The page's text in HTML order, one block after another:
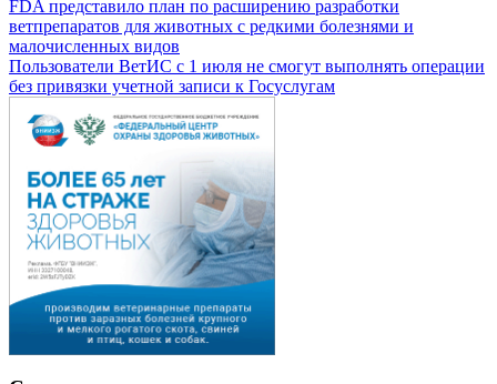
FDA представило план по расширению разработки
ветпрепаратов для животных с редкими болезнями и
малочисленных видов
Пользователи ВетИС с 1 июля не смогут выполнять операции
без привязки учетной записи к Госуслугам